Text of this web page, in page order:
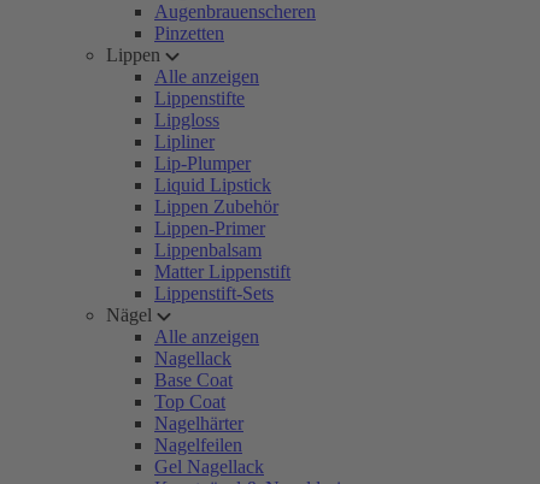
Augenbrauenscheren
Pinzetten
Lippen
Alle anzeigen
Lippenstifte
Lipgloss
Lipliner
Lip-Plumper
Liquid Lipstick
Lippen Zubehör
Lippen-Primer
Lippenbalsam
Matter Lippenstift
Lippenstift-Sets
Nägel
Alle anzeigen
Nagellack
Base Coat
Top Coat
Nagelhärter
Nagelfeilen
Gel Nagellack